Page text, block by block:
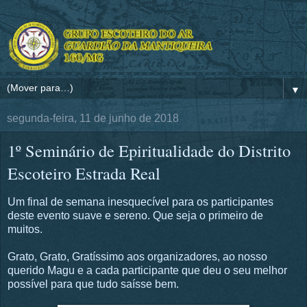
▼
segunda-feira, 11 de junho de 2018
1º Seminário de Epiritualidade do Distrito
Escoteiro Estrada Real
Um final de semana inesquecível para os participantes
deste evento suave e sereno. Que seja o primeiro de
muitos.
Grato, Grato, Gratíssimo aos organizadores, ao nosso
querido Magu e a cada participante que deu o seu melhor
possível para que tudo saísse bem.